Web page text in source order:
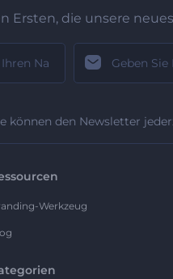
Ersten, die unsere
können den Newsletter
Werkzeug